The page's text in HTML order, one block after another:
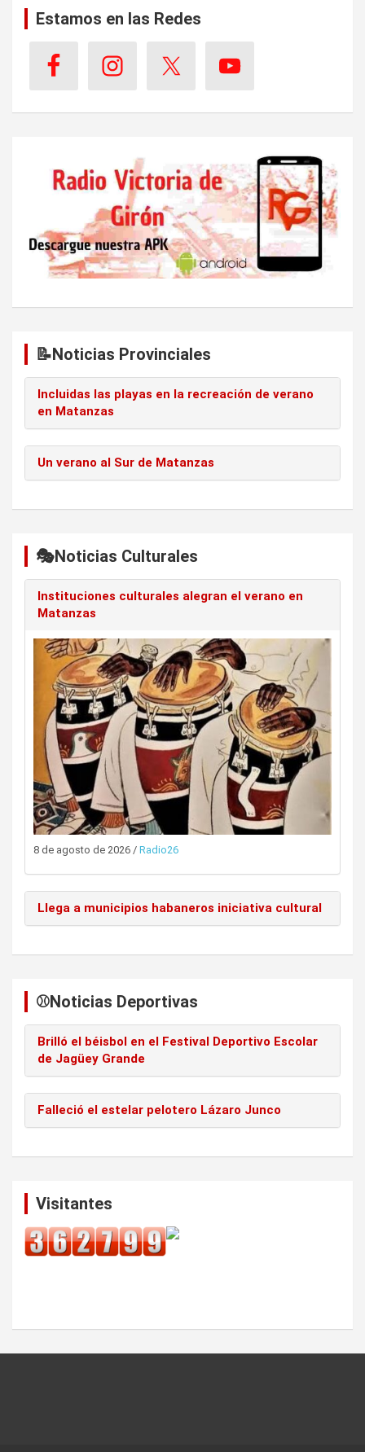
Estamos en las Redes
📝Noticias Provinciales
Incluidas las playas en la recreación de verano
en Matanzas
Un verano al Sur de Matanzas
🎭Noticias Culturales
Instituciones culturales alegran el verano en
Matanzas
8 de agosto de 2026 / Radio26
Llega a municipios habaneros iniciativa cultural
⚾️Noticias Deportivas
Brilló el béisbol en el Festival Deportivo Escolar
de Jagüey Grande
Falleció el estelar pelotero Lázaro Junco
Visitantes